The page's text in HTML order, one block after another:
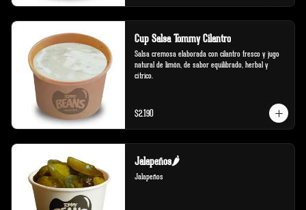
Cup Salsa Tommy Cilantro
Salsa cremosa elaborada con cilantro fresco y jugo
natural de limón, de sabor equilibrado, herbal y
cítrico.
$2.190
Jalapeños🌶️
Jalapeños